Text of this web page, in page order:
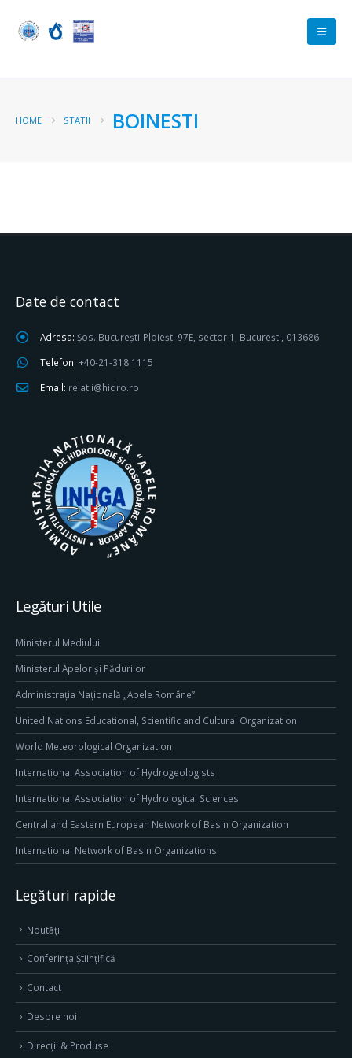
HOME STATII BOINESTI
Date de contact
Adresa: Șos. București-Ploiești 97E, sector 1, București, 013686
Telefon: +40-21-318 1115
Email: relatii@hidro.ro
Legături Utile
Ministerul Mediului
Ministerul Apelor și Pădurilor
Administrația Națională „Apele Române”
United Nations Educational, Scientific and Cultural Organization
World Meteorological Organization
International Association of Hydrogeologists
International Association of Hydrological Sciences
Central and Eastern European Network of Basin Organization
International Network of Basin Organizations
Legături rapide
Noutăți
Conferința Științifică
Contact
Despre noi
Direcţii & Produse